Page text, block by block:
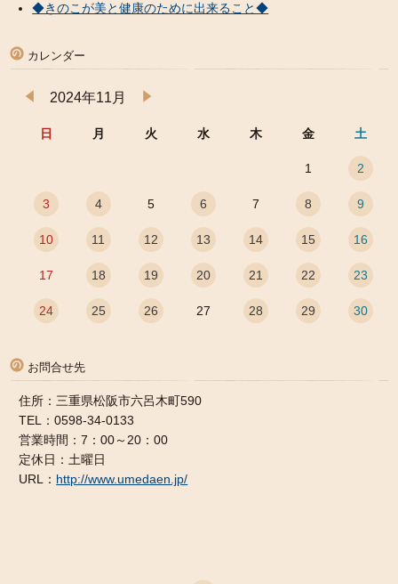
◆きのこが美と健康のために出来ること◆
カレンダー
2024年11月
日 月 火 水 木 金 土
1 2
3 4 5 6 7 8 9
10 11 12 13 14 15 16
17 18 19 20 21 22 23
24 25 26 27 28 29 30
お問合せ先
住所：三重県松阪市六呂木町590
TEL：0598-34-0133
営業時間：7：00～20：00
定休日：土曜日
URL： http://www.umedaen.jp/